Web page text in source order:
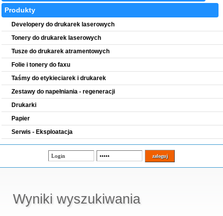
Produkty
Developery do drukarek laserowych
Tonery do drukarek laserowych
Tusze do drukarek atramentowych
Folie i tonery do faxu
Taśmy do etykieciarek i drukarek
Zestawy do napełniania - regeneracji
Drukarki
Papier
Serwis - Eksploatacja
Wyniki wyszukiwania